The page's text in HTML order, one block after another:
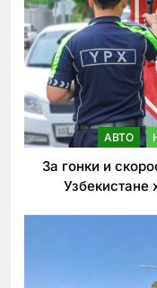
АВТО
За гонки и
Узбекистане